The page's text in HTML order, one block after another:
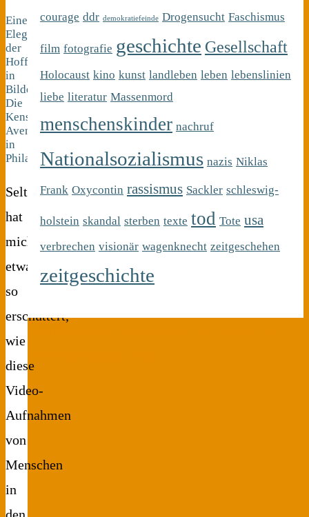
Eine
Elegie
der
Hoffnungslosigkeit
in
Bildern:
Die
Kensington
Avenue
in
Philadelphia
Selten
hat
mich
etwas
so
erschüttert,
wie
diese
Video-
Aufnahmen
von
Menschen
in
courage ddr demokratiefeinde Drogensucht Faschismus
film fotografie geschichte Gesellschaft
Holocaust kino kunst landleben leben lebenslinien
liebe literatur Massenmord
menschenskinder nachruf
Nationalsozialismus nazis Niklas
Frank Oxycontin rassismus Sackler schleswig-
holstein skandal sterben texte tod Tote usa
verbrechen visionär wagenknecht zeitgeschehen
zeitgeschichte